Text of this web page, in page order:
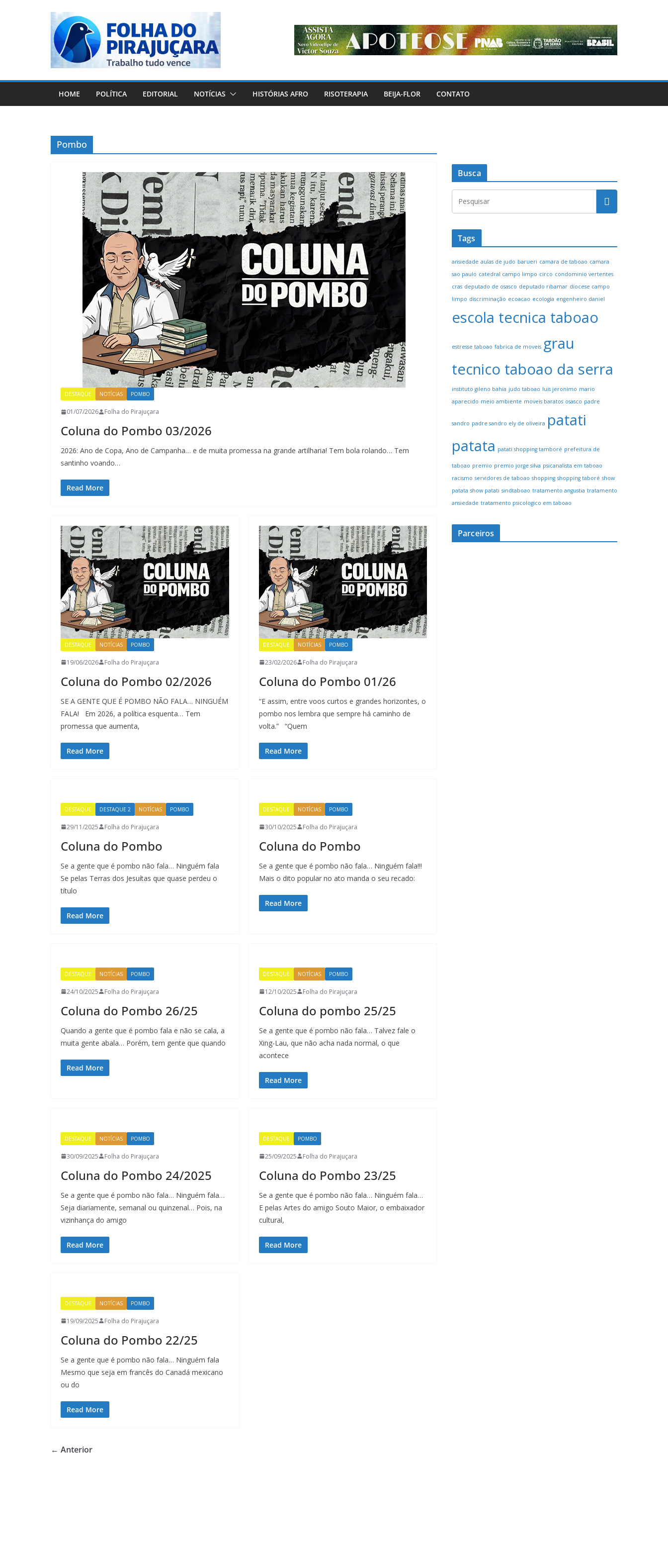
HOME POLÍTICA EDITORIAL NOTÍCIAS HISTÓRIAS AFRO RISOTERAPIA BEIJA-FLOR CONTATO
Pombo
DESTAQUE NOTÍCIAS POMBO
01/07/2026 Folha do Pirajuçara
Coluna do Pombo 03/2026
2026: Ano de Copa, Ano de Campanha… e de muita promessa na grande artilharia! Tem bola rolando… Tem
santinho voando…
Read More
DESTAQUE NOTÍCIAS POMBO
19/06/2026 Folha do Pirajuçara
Coluna do Pombo 02/2026
SE A GENTE QUE É POMBO NÃO FALA… NINGUÉM
FALA! Em 2026, a política esquenta… Tem
promessa que aumenta,
Read More
DESTAQUE NOTÍCIAS POMBO
23/02/2026 Folha do Pirajuçara
Coluna do Pombo 01/26
“E assim, entre voos curtos e grandes horizontes, o
pombo nos lembra que sempre há caminho de
volta.” “Quem
Read More
DESTAQUE DESTAQUE 2 NOTÍCIAS POMBO
29/11/2025 Folha do Pirajuçara
Coluna do Pombo
Se a gente que é pombo não fala… Ninguém fala
Se pelas Terras dos Jesuítas que quase perdeu o
título
Read More
DESTAQUE NOTÍCIAS POMBO
30/10/2025 Folha do Pirajuçara
Coluna do Pombo
Se a gente que é pombo não fala… Ninguém fala!!!
Mais o dito popular no ato manda o seu recado:
Read More
DESTAQUE NOTÍCIAS POMBO
24/10/2025 Folha do Pirajuçara
Coluna do Pombo 26/25
Quando a gente que é pombo fala e não se cala, a
muita gente abala… Porém, tem gente que quando
Read More
DESTAQUE NOTÍCIAS POMBO
12/10/2025 Folha do Pirajuçara
Coluna do pombo 25/25
Se a gente que é pombo não fala… Talvez fale o
Xing-Lau, que não acha nada normal, o que
acontece
Read More
DESTAQUE NOTÍCIAS POMBO
30/09/2025 Folha do Pirajuçara
Coluna do Pombo 24/2025
Se a gente que é pombo não fala… Ninguém fala…
Seja diariamente, semanal ou quinzenal… Pois, na
vizinhança do amigo
Read More
DESTAQUE POMBO
25/09/2025 Folha do Pirajuçara
Coluna do Pombo 23/25
Se a gente que é pombo não fala… Ninguém fala…
E pelas Artes do amigo Souto Maior, o embaixador
cultural,
Read More
DESTAQUE NOTÍCIAS POMBO
19/09/2025 Folha do Pirajuçara
Coluna do Pombo 22/25
Se a gente que é pombo não fala… Ninguém fala
Mesmo que seja em francês do Canadá mexicano
ou do
Read More
← Anterior
Busca
Tags
ansiedade aulas de judo barueri camara de taboao camara
sao paulo catedral campo limpo circo condominio vertentes
cras deputado de osasco deputado ribamar diocese campo
limpo discriminação ecoacao ecologia engenheiro daniel
escola tecnica taboao
estresse taboao fabrica de moveis grau
tecnico taboao da serra
instituto gileno bahia judo taboao luis jeronimo mario
aparecido meio ambiente moveis baratos osasco padre
sandro padre sandro ely de oliveira patati
patata patati shopping tamboré prefeitura de
taboao premio premio jorge silva psicanalista em taboao
racismo servidores de taboao shopping shopping taboré show
patata show patati sindtaboao tratamento angustia tratamento
ansiedade tratamento psicologico em taboao
Parceiros